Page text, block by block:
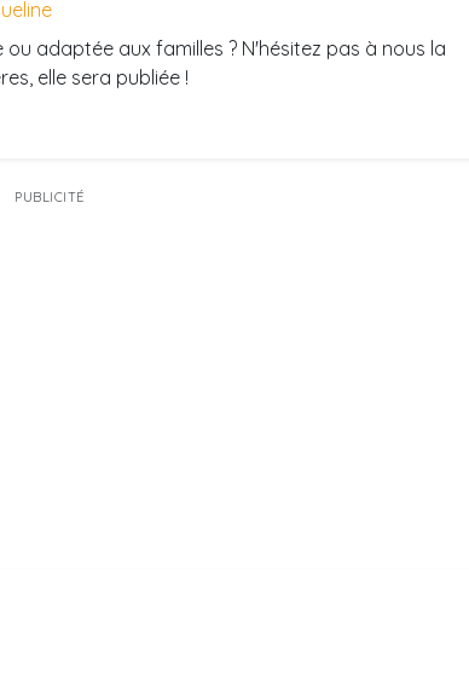
adaptée aux familles ? N'hésitez pas à nous la
elle sera publiée !
PUBLICITÉ